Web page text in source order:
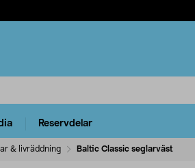
Reservdelar
& livräddning Baltic Classic seglarväst